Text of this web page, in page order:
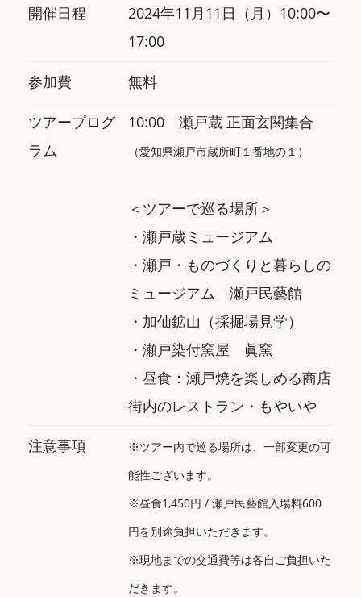
開催日程 2024年11月11日（月） 10:00〜
17:00
参加費 無料
ツアープログ
ラム
10:00 瀬戸蔵 正面玄関集合
（愛知県瀬戸市蔵所町１番地の１）
＜ツアーで巡る場所＞
・瀬戸蔵ミュージアム
・瀬戸・ものづくりと暮らしの
ミュージアム 瀬戸民藝館
・加仙鉱山（採掘場見学）
・瀬戸染付窯屋 眞窯
・昼食：瀬戸焼を楽しめる商店
街内のレストラン・もやいや
注意事項
※ツアー内で巡る場所は、一部変更の可
能性ございます。
※昼食1,450円 / 瀬戸民藝館入場料600
円を別途負担いただきます。
※現地までの交通費等は各自ご負担いた
だきます。